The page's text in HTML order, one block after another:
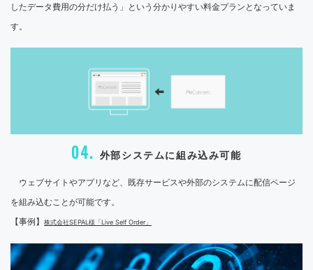
したデータ費用の分だけ払う」という分かりやすい料金プランとなっていま
す。
04. 外部システムに組み込み可能
ウェブサイトやアプリなど、既存サービスや外部のシステムに配信ページ
を組み込むことが可能です。
【事例】
株式会社SEPAL様「Live Self Order」